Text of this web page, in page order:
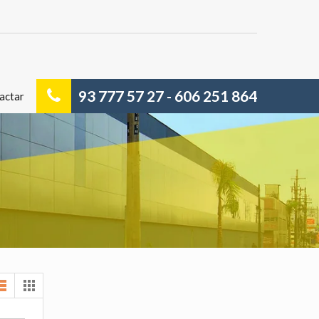
93 777 57 27 - 606 251 864